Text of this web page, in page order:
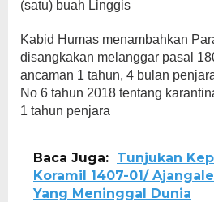
(satu) buah Linggis
Kabid Humas menambahkan
disangkakan melanggar pasal
ancaman 1 tahun, 4 bulan
No 6 tahun 2018 tentang
1 tahun penjara
Baca Juga: Tunjukan
Koramil 1407-01/
Yang Meninggal Dunia